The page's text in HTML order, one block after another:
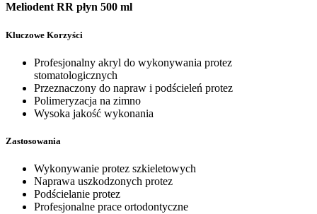
Meliodent RR płyn 500 ml
Kluczowe Korzyści
Profesjonalny akryl do wykonywania protez
stomatologicznych
Przeznaczony do napraw i podścieleń protez
Polimeryzacja na zimno
Wysoka jakość wykonania
Zastosowania
Wykonywanie protez szkieletowych
Naprawa uszkodzonych protez
Podścielanie protez
Profesjonalne prace ortodontyczne